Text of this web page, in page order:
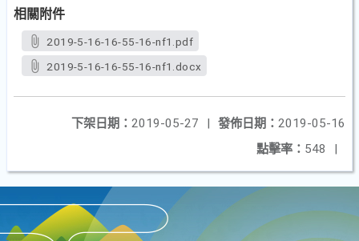
相關附件
2019-5-16-16-55-16-nf1.pdf
2019-5-16-16-55-16-nf1.docx
發佈日期： 2019-05-16
下架日期： 2019-05-27
|
點擊率： 548 |